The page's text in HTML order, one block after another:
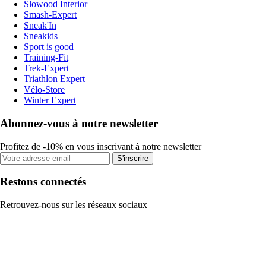
Slowood Interior
Smash-Expert
Sneak'In
Sneakids
Sport is good
Training-Fit
Trek-Expert
Triathlon Expert
Vélo-Store
Winter Expert
Abonnez-vous à notre newsletter
Profitez de -10% en vous inscrivant à notre newsletter
S'inscrire
Restons connectés
Retrouvez-nous sur les réseaux sociaux